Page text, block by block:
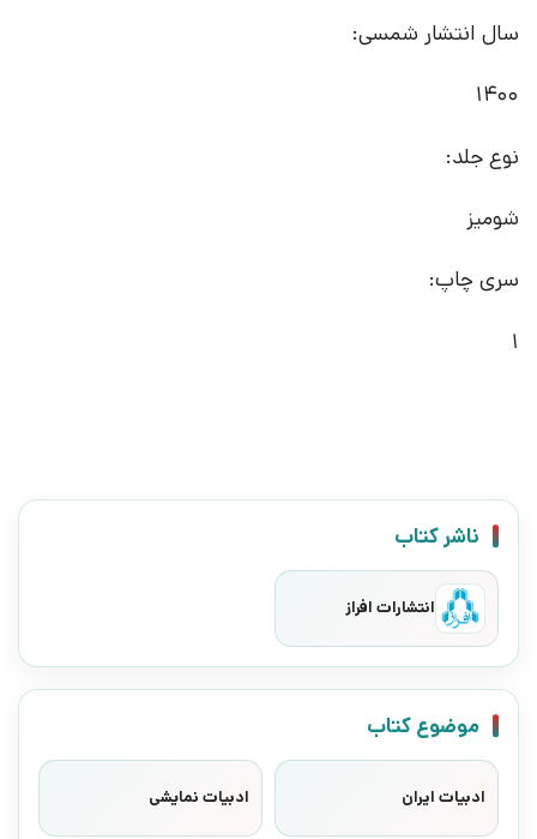
سال انتشار شمسی:
1400
نوع جلد:
شومیز
سری چاپ:
1
ناشر کتاب
انتشارات افراز
موضوع کتاب
ادبیات ایران ادبیات نمایشی